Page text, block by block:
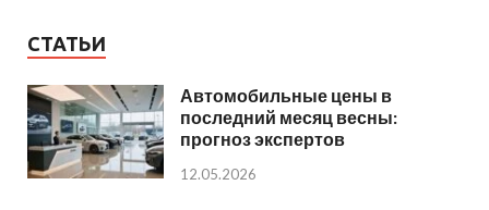
СТАТЬИ
Автомобильные цены в
последний месяц весны:
прогноз экспертов
12.05.2026